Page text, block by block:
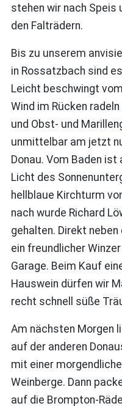
stehen wir nach Speis
den Falträdern.
Bis zu unserem
in Rossatzbach sind
Leicht beschwingt
Wind im Rücken
und Obst- und
unmittelbar am jetzt
Donau. Vom Baden
Licht des
hellblaue Kirchturm
nach wurde Richard
gehalten. Direkt
ein freundlicher
Garage. Beim Kauf
Hauswein dürfen wir
recht schnell süße
Am nächsten Morgen
auf der anderen
mit einer
Weinberge. Dann
auf die Brompton-